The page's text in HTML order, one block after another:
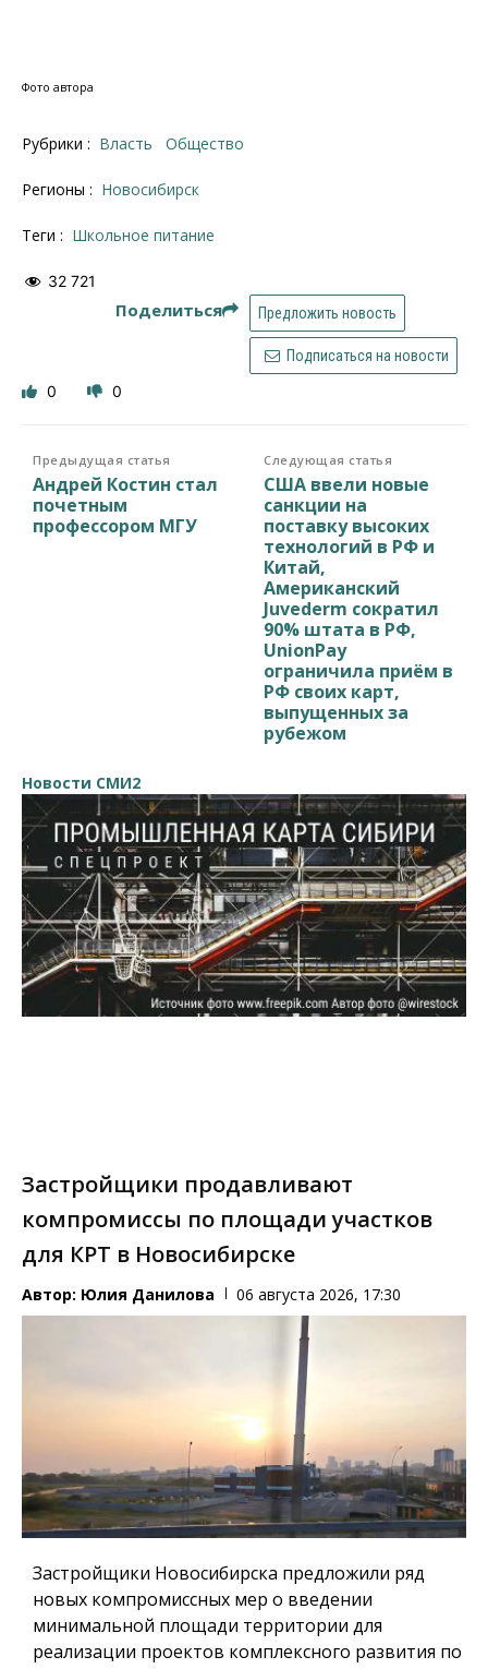
Фото автора
Рубрики : Власть Общество
Регионы : Новосибирск
Теги : Школьное питание
32 721
Поделиться Предложить новость
Подписаться на новости
0 0
Предыдущая статья
Андрей Костин стал
почетным
профессором МГУ
Следующая статья
США ввели новые
санкции на
поставку высоких
технологий в РФ и
Китай,
Американский
Juvederm сократил
90% штата в РФ,
UnionPay
ограничила приём в
РФ своих карт,
выпущенных за
рубежом
Новости СМИ2
Застройщики продавливают
компромиссы по площади участков
для КРТ в Новосибирске
Автор: Юлия Данилова 06 августа 2026, 17:30
Застройщики Новосибирска предложили ряд
новых компромиссных мер о введении
минимальной площади территории для
реализации проектов комплексного развития по